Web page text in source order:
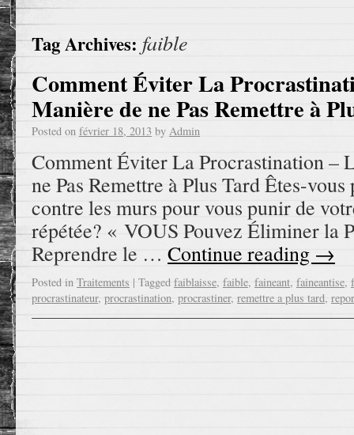
Tag Archives: faible
Comment Éviter La
Manière de ne Pas Remettre à
Posted on février 18, 2013 by Admin
Comment Éviter La Procrastination –
ne Pas Remettre à Plus Tard Êtes-
contre les murs pour vous punir de
répétée? « VOUS Pouvez Éliminer la
Reprendre le … Continue reading →
Posted in Traitements | Tagged faiblaisse, faible, faineant, faineantise,
procrastinateur, procrastination, procrastiner, remettre a plus tard,